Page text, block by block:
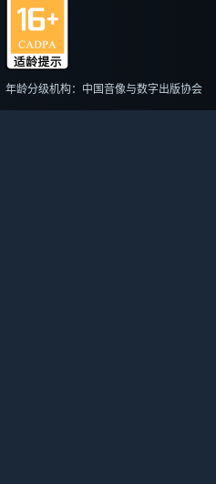
年龄分级机构：中国音像与数字出版协会